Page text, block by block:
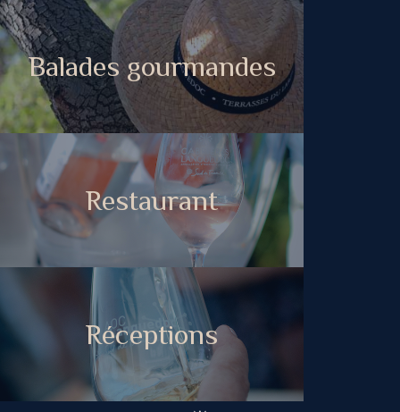
Balades gourmandes
Restaurant
Réceptions